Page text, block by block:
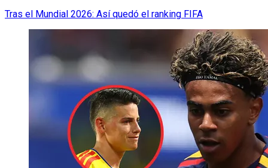
Tras el Mundial 2026: Así quedó el ranking FIFA